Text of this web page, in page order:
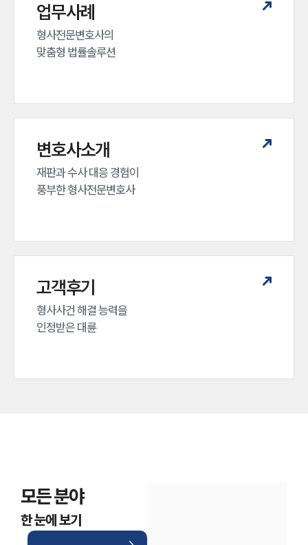
대륜법률상담예약
업무사례
형사전문변호사의
맞춤형 법률솔루션
변호사소개
재판과 수사 대응 경험이
풍부한 형사전문변호사
고객후기
형사사건 해결 능력을
인정받은 대륜
모든 분야
한 눈에 보기